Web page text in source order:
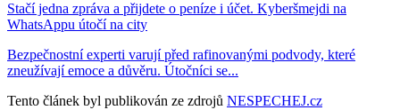
Stačí jedna zpráva a přijdete o peníze i účet. Kyberšmejdi na
WhatsAppu útočí na city
Bezpečnostní experti varují před rafinovanými podvody, které
zneužívají emoce a důvěru. Útočníci se...
Tento článek byl publikován ze zdrojů NESPECHEJ.cz